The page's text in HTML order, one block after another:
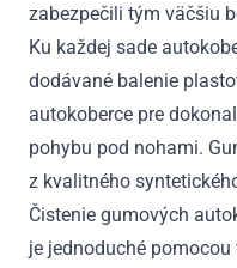
zabezpečili tým väčšiu
Ku každej sade
dodávané balenie
autokoberce pre
pohybu pod nohami.
z kvalitného
Čistenie gumových
je jednoduché